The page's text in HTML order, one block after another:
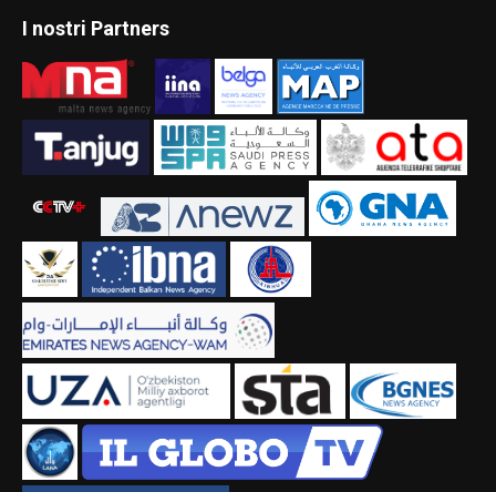
I nostri Partners